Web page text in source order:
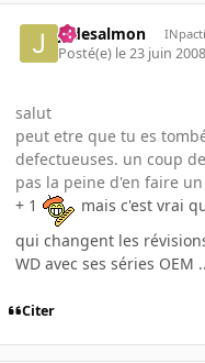
jadesalmon
Posté(e) le 23 juin 2008
salut
peut etre que tu es
defectueuses. un coup
pas la peine d'en faire
+ 1
mais c'est vrai
qui changent les
WD avec ses séries OEM
Citer